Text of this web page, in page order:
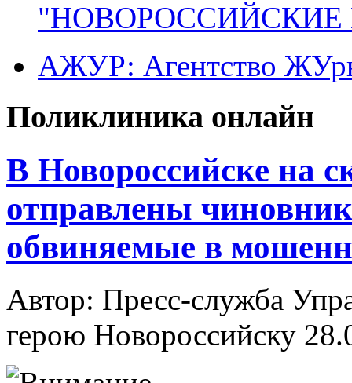
"НОВОРОССИЙСКИЕ
АЖУР: Агентство
Поликлиника онлайн
В Новороссийске на
отправлены
обвиняемые в
Автор: Пресс-служба
герою Новороссийску